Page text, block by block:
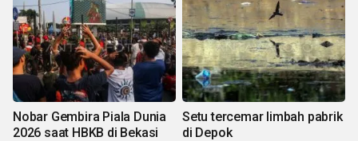
Nobar Gembira Piala Dunia
2026 saat HBKB di Bekasi
Setu tercemar limbah pabrik
di Depok